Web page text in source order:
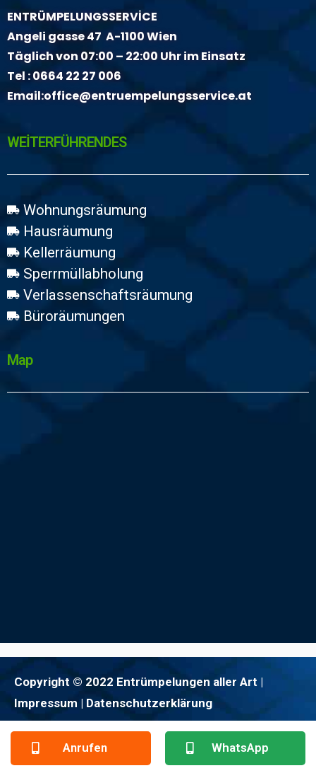
ENTRÜMPELUNGSSERVİCE
Angeli gasse 47 A-1100 Wien
Täglich von 07:00 – 22:00 Uhr im Einsatz
Tel :0664 22 27 006
Email:office@entruempelungsservice.at
WEİTERFÜHRENDES
Wohnungsräumung
Hausräumung
Kellerräumung
Sperrmüllabholung
Verlassenschaftsräumung
Büroräumungen
Map
Copyright © 2022 Entrümpelungen aller Art |
Impressum | Datenschutzerklärung
Anrufen WhatsApp